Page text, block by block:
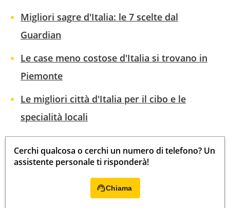
Migliori sagre d'Italia: le 7 scelte dal
Guardian
Le case meno costose d'Italia si trovano in
Piemonte
Le migliori città d'Italia per il cibo e le
specialità locali
Cerchi qualcosa o cerchi un numero di telefono? Un
assistente personale ti risponderà!
Chiama